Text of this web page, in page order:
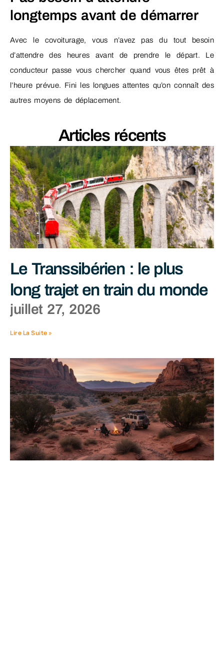
longtemps avant de démarrer
Avec le covoiturage, vous n’avez pas du tout besoin
d’attendre des heures avant de prendre le départ. Le
conducteur passe vous chercher quand vous êtes prêt à
l’heure prévue. Fini les longues attentes qu’on connaît des
autres moyens de déplacement.
Articles récents
Le Transsibérien : le plus
long trajet en train du monde
juillet 27, 2026
Lire La Suite »